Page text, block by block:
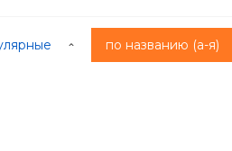
по названию (а-я)